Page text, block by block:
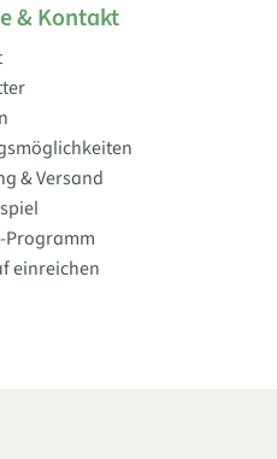
& Kontakt
& Versand
Programm
einreichen